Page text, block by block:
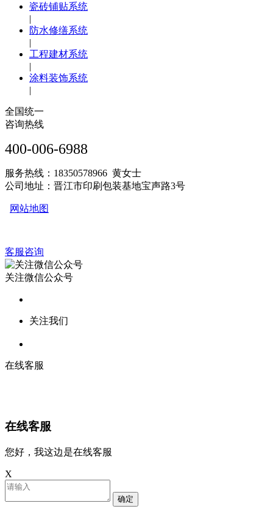
瓷砖铺贴系统
|
防水修缮系统
|
工程建材系统
|
涂料装饰系统
|
全国统一
咨询热线
400-006-6988
服务热线：18350578966 黄女士
公司地址：晋江市印刷包装基地宝声路3号
网站地图
客服咨询
关注微信公众号
关注我们
在线客服
在线客服
您好，我这边是在线客服
X
确定